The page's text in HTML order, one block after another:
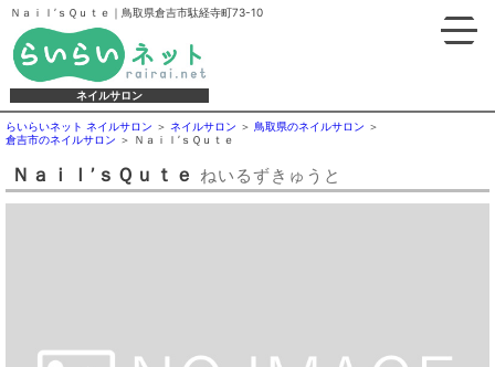
Ｎａｉｌ’ｓＱｕｔｅ｜鳥取県倉吉市駄経寺町73-10
ネイルサロン
らいらいネット ネイルサロン ネイルサロン
鳥取県のネイルサロン
倉吉市のネイルサロン
Ｎａｉｌ’ｓＱｕｔｅ
Ｎａｉｌ’ｓＱｕｔｅ ねいるずきゅうと